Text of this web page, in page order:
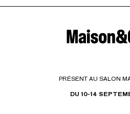
PRÉSENT AU SALON
DU 10-14